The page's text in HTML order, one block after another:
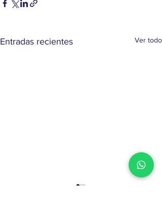
Entradas recientes Ver todo